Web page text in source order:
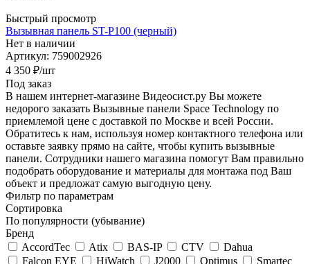
Быстрый просмотр
Вызывная панель ST-P100 (черный)
Нет в наличии
Артикул: 759002926
4 350 ₽/шт
Под заказ
В нашем интернет-магазине Видеосист.ру Вы можете
недорого заказать Вызывные панели Space Technology по
приемлемой цене с доставкой по Москве и всей России.
Обратитесь к нам, используя номер контактного телефона или
оставьте заявку прямо на сайте, чтобы купить вызывные
панели. Сотрудники нашего магазина помогут Вам правильно
подобрать оборудование и материалы для монтажа под Ваш
объект и предложат самую выгодную цену.
Фильтр по параметрам
Сортировка
По популярности (убывание)
Бренд
AccordTec
Atix BAS-IP CTV
Dahua
Falcon EYE
HiWatch J2000 Optimus
Smartec